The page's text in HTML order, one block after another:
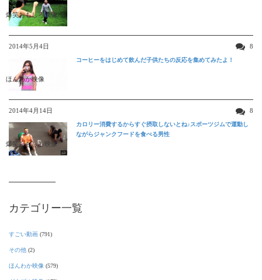
爆笑おもしろ映像
2014年5月4日 8
ほんわか映像
コーヒーをはじめて飲んだ子供たちの反応を集めてみたよ！
2014年4月14日 8
爆笑おもしろ映像
カロリー消費するからすぐ摂取しないとね♪スポーツジムで運動し
ながらジャンクフードを食べる男性
カテゴリー一覧
すごい動画 (791)
その他 (2)
ほんわか映像 (579)